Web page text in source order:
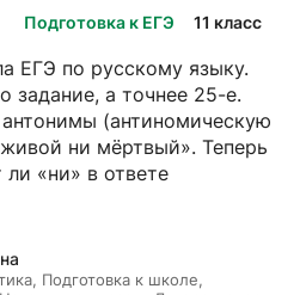
Подготовка к ЕГЭ 11 класс
ЕГЭ по русскому языку.
задание, а точнее 25-е.
(антиномическую
ни мёртвый». Теперь
«ни» в ответе
Подготовка к школе,